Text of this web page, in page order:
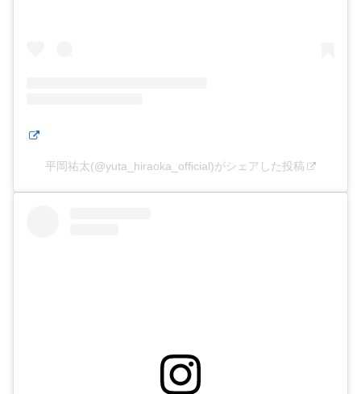
平岡祐太(@yuta_hiraoka_official)がシェアした投稿